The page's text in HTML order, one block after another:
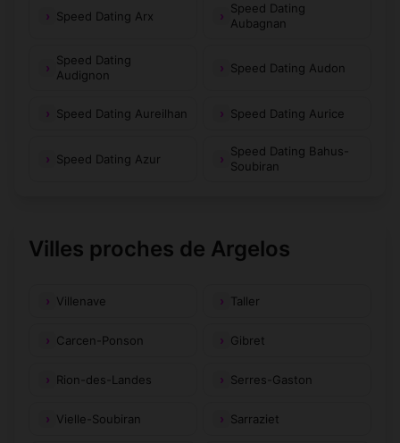
Speed Dating Arx
Speed Dating
Aubagnan
Speed Dating
Audignon
Speed Dating Audon
Speed Dating Aureilhan Speed Dating Aurice
Speed Dating Azur
Speed Dating Bahus-
Soubiran
Villes proches de Argelos
Villenave Taller
Carcen-Ponson Gibret
Rion-des-Landes Serres-Gaston
Vielle-Soubiran Sarraziet